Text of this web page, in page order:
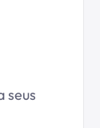
seus